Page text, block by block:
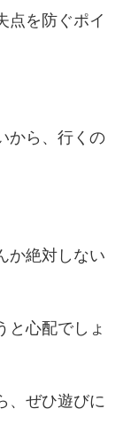
点を防ぐポイ
から、行くの
か絶対しない
と心配でしょ
、ぜひ遊びに